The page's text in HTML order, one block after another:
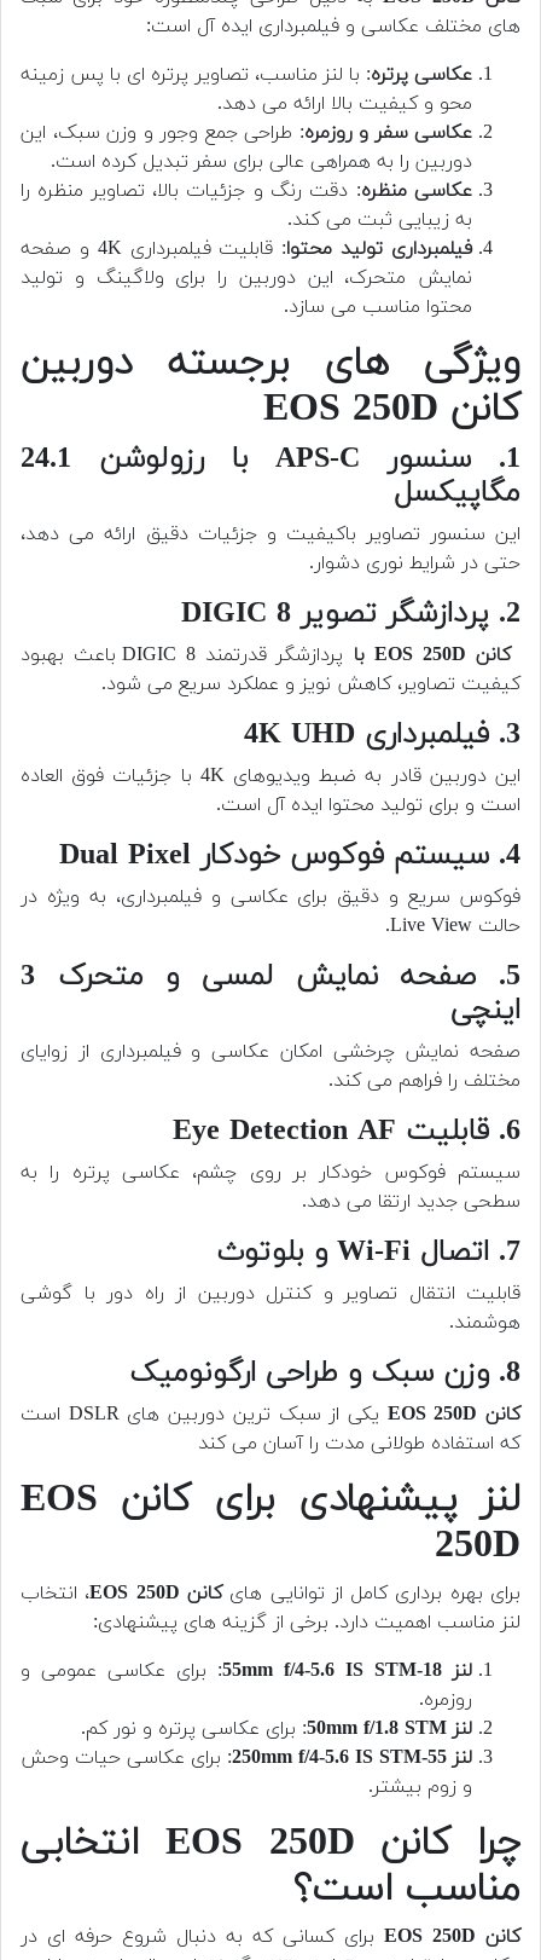
های مختلف عکاسی و فیلمبرداری ایده آل است:
عکاسی پرتره: با لنز مناسب، تصاویر پرتره ای با پس زمینه
محو و کیفیت بالا ارائه می دهد.
عکاسی سفر و روزمره: طراحی جمع وجور و وزن سبک، این
دوربین را به همراهی عالی برای سفر تبدیل کرده است.
عکاسی منظره: دقت رنگ و جزئیات بالا، تصاویر منظره را
به زیبایی ثبت می کند.
فیلمبرداری تولید محتوا
: قابلیت فیلمبرداری 4K و صفحه
نمایش متحرک، این دوربین را برای ولاگینگ و تولید
محتوا مناسب می سازد.
ویژگی های برجسته دوربین
کانن EOS 250D
1. سنسور APS-C با رزولوشن 24.1
مگاپیکسل
این سنسور تصاویر باکیفیت و جزئیات دقیق ارائه می دهد،
حتی در شرایط نوری دشوار.
2. پردازشگر تصویر DIGIC 8
کانن EOS 250D با
پردازشگر قدرتمند DIGIC 8 باعث بهبود
کیفیت تصاویر، کاهش نویز و عملکرد سریع می شود.
3. فیلمبرداری 4K UHD
این دوربین قادر به ضبط ویدیوهای 4K با جزئیات فوق العاده
است و برای تولید محتوا ایده آل است.
4. سیستم فوکوس خودکار Dual Pixel
فوکوس سریع و دقیق برای عکاسی و فیلمبرداری، به ویژه در
حالت Live View.
5. صفحه نمایش لمسی و متحرک 3
اینچی
صفحه نمایش چرخشی امکان عکاسی و فیلمبرداری از زوایای
مختلف را فراهم می کند.
6. قابلیت Eye Detection AF
سیستم فوکوس خودکار بر روی چشم، عکاسی پرتره را به
سطحی جدید ارتقا می دهد.
7. اتصال Wi-Fi و بلوتوث
قابلیت انتقال تصاویر و کنترل دوربین از راه دور با گوشی
هوشمند.
8. وزن سبک و طراحی ارگونومیک
کانن EOS 250D
یکی از سبک ترین دوربین های DSLR است
که استفاده طولانی مدت را آسان می کند
لنز پیشنهادی برای کانن EOS
250D
برای بهره برداری کامل از توانایی هایکانن EOS 250D
، انتخاب
لنز مناسب اهمیت دارد. برخی از گزینه های پیشنهادی:
لنز 18-55mm f/4-5.6 IS STM
: برای عکاسی عمومی و
روزمره.
لنز 50mm f/1.8 STM
: برای عکاسی پرتره و نور کم.
لنز 55-250mm f/4-5.6 IS STM
: برای عکاسی حیات وحش
و زوم بیشتر.
چرا کانن EOS 250D انتخابی
مناسب است؟
کانن EOS 250D
برای کسانی که به دنبال شروع حرفه ای در